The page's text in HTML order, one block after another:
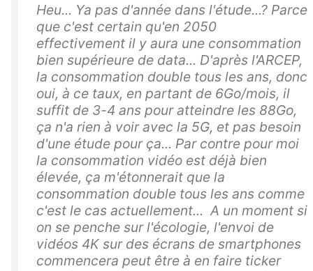
Heu... Ya pas d'année dans l'étude...? Parce
que c'est certain qu'en 2050
effectivement il y aura une consommation
bien supérieure de data... D'après l'ARCEP,
la consommation double tous les ans, donc
oui, à ce taux, en partant de 6Go/mois, il
suffit de 3-4 ans pour atteindre les 88Go,
ça n'a rien à voir avec la 5G, et pas besoin
d'une étude pour ça... Par contre pour moi
la consommation vidéo est déjà bien
élevée, ça m'étonnerait que la
consommation double tous les ans comme
c'est le cas actuellement... A un moment si
on se penche sur l'écologie, l'envoi de
vidéos 4K sur des écrans de smartphones
commencera peut être à en faire ticker